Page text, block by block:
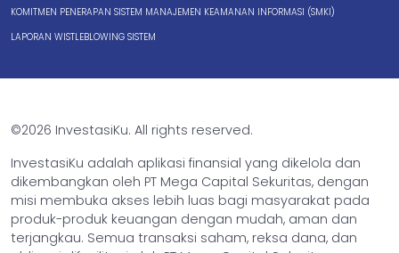
KOMITMEN PENERAPAN SISTEM MANAJEMEN KEAMANAN INFORMASI (SMKI)
LAPORAN WISTLEBLOWING SISTEM
©2026 InvestasiKu. All rights reserved.
InvestasiKu adalah aplikasi finansial yang dikelola dan
dikembangkan oleh PT Mega Capital Sekuritas, dengan
misi membuka akses lebih luas bagi masyarakat pada
produk-produk keuangan dengan mudah, aman dan
terjangkau. Semua transaksi saham, reksa dana, dan